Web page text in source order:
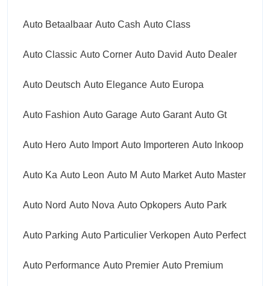
Auto Betaalbaar Auto Cash Auto Class
Auto Classic Auto Corner Auto David Auto Dealer
Auto Deutsch Auto Elegance Auto Europa
Auto Fashion Auto Garage Auto Garant Auto Gt
Auto Hero Auto Import Auto Importeren Auto Inkoop
Auto Ka Auto Leon Auto M Auto Market Auto Master
Auto Nord Auto Nova Auto Opkopers Auto Park
Auto Parking Auto Particulier Verkopen Auto Perfect
Auto Performance Auto Premier Auto Premium